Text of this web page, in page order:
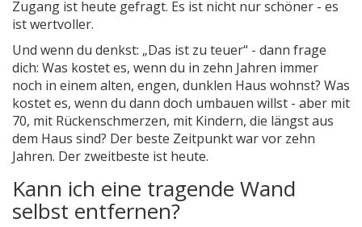
Zugang ist heute gefragt. Es ist nicht nur schöner - es
ist wertvoller.
Und wenn du denkst: „Das ist zu teuer“ - dann frage
dich: Was kostet es, wenn du in zehn Jahren immer
noch in einem alten, engen, dunklen Haus wohnst? Was
kostet es, wenn du dann doch umbauen willst - aber mit
70, mit Rückenschmerzen, mit Kindern, die längst aus
dem Haus sind? Der beste Zeitpunkt war vor zehn
Jahren. Der zweitbeste ist heute.
Kann ich eine tragende Wand
selbst entfernen?